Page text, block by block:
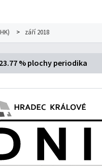
> září 2018
% plochy periodika